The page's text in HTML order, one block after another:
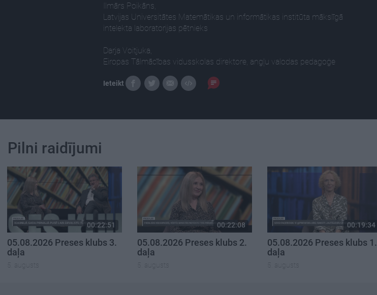
Ilmārs Poikāns,
Latvijas Universitātes Matemātikas un informātikas institūta mākslīgā
intelekta laboratorijas pētnieks
Darja Voitjuka,
Eiropas Tālmācības vidusskolas direktore, angļu valodas pedagoģe
Ieteikt
Pilni raidījumi
00:22:51
05.08.2026 Preses klubs 3.
daļa
5. augusts
00:22:08
05.08.2026 Preses klubs 2.
daļa
5. augusts
00:19:34
05.08.2026 Preses klubs 1.
daļa
5. augusts